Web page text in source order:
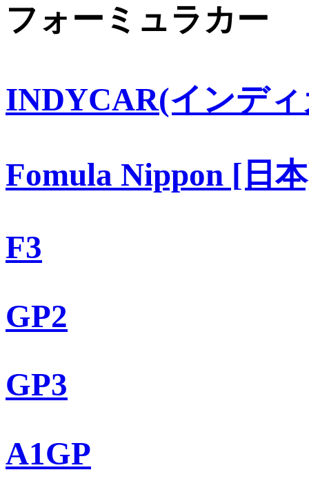
フォーミュラカー
INDYCAR(インデ
Fomula Nippon [日
F3
GP2
GP3
A1GP